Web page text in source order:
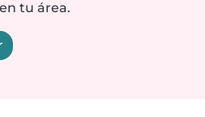
tu área.